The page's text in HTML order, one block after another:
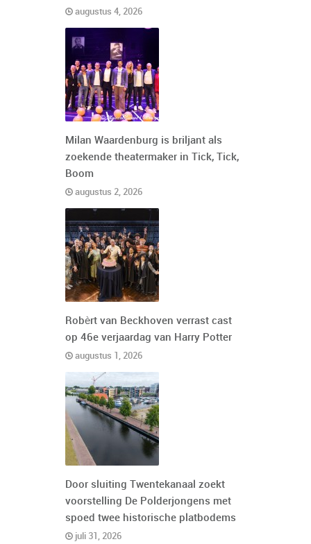
augustus 4, 2026
Milan Waardenburg is briljant als
zoekende theatermaker in Tick, Tick,
Boom
augustus 2, 2026
Robèrt van Beckhoven verrast cast
op 46e verjaardag van Harry Potter
augustus 1, 2026
Door sluiting Twentekanaal zoekt
voorstelling De Polderjongens met
spoed twee historische platbodems
juli 31, 2026